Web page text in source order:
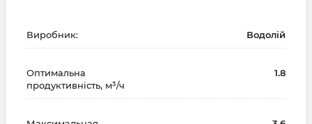
Виробник: Водолій
Оптимальна
продуктивність, м³/ч
1.8